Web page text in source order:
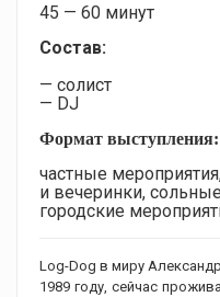
45 — 60 минут
Состав:
— солист
— DJ
Формат выступления:
частные
и вечеринки,
городские
Log-Dog в миру
1989 году, сейчас